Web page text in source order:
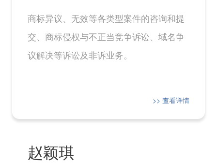
商标异议、无效等各类型案件的咨询和提
交、商标侵权与不正当竞争诉讼、域名争
议解决等诉讼及非诉业务。
>> 查看详情
赵颖琪